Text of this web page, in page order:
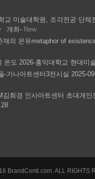
교 미술대학원, 조각전공 단체
개최- New
재의 은유metaphor of
온도 2026-홍익대학교 현대미
-가나아트센터3전시실 2025-
희경 인사아트센터 초대개인
BrandConti.com. ALL RIGHTS